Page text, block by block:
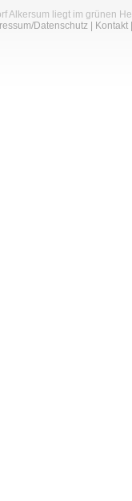
Alkersum liegt im grünen
Datenschutz| Kontakt